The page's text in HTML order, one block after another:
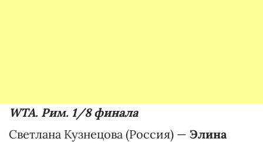
WTA. Рим. 1/8 финала
Светлана Кузнецова (Россия) — Элина